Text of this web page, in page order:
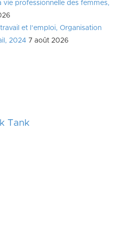
vie professionnelle des femmes,
et l’emploi, Organisation
2024 7 août 2026
Tank